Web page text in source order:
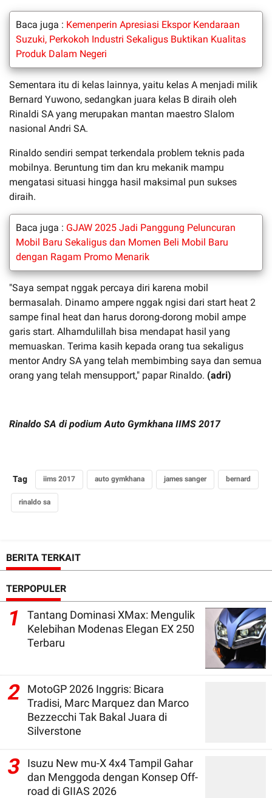
Baca juga : Kemenperin Apresiasi Ekspor Kendaraan
Suzuki, Perkokoh Industri Sekaligus Buktikan Kualitas
Produk Dalam Negeri
Sementara itu di kelas lainnya, yaitu kelas A menjadi milik
Bernard Yuwono, sedangkan juara kelas B diraih oleh
Rinaldi SA yang merupakan mantan maestro Slalom
nasional Andri SA.
Rinaldo sendiri sempat terkendala problem teknis pada
mobilnya. Beruntung tim dan kru mekanik mampu
mengatasi situasi hingga hasil maksimal pun sukses
diraih.
Baca juga : GJAW 2025 Jadi Panggung Peluncuran
Mobil Baru Sekaligus dan Momen Beli Mobil Baru
dengan Ragam Promo Menarik
"Saya sempat nggak percaya diri karena mobil
bermasalah. Dinamo ampere nggak ngisi dari start heat 2
sampe final heat dan harus dorong-dorong mobil ampe
garis start. Alhamdulillah bisa mendapat hasil yang
memuaskan. Terima kasih kepada orang tua sekaligus
mentor Andry SA yang telah membimbing saya dan semua
orang yang telah mensupport," papar Rinaldo. (adri)
Rinaldo SA di podium Auto Gymkhana IIMS 2017
Tag iims 2017 auto gymkhana james sanger bernard
rinaldo sa
BERITA TERKAIT
TERPOPULER
1
Tantang Dominasi XMax: Mengulik
Kelebihan Modenas Elegan EX 250
Terbaru
2
MotoGP 2026 Inggris: Bicara
Tradisi, Marc Marquez dan Marco
Bezzecchi Tak Bakal Juara di
Silverstone
3
Isuzu New mu-X 4x4 Tampil Gahar
dan Menggoda dengan Konsep Off-
road di GIIAS 2026